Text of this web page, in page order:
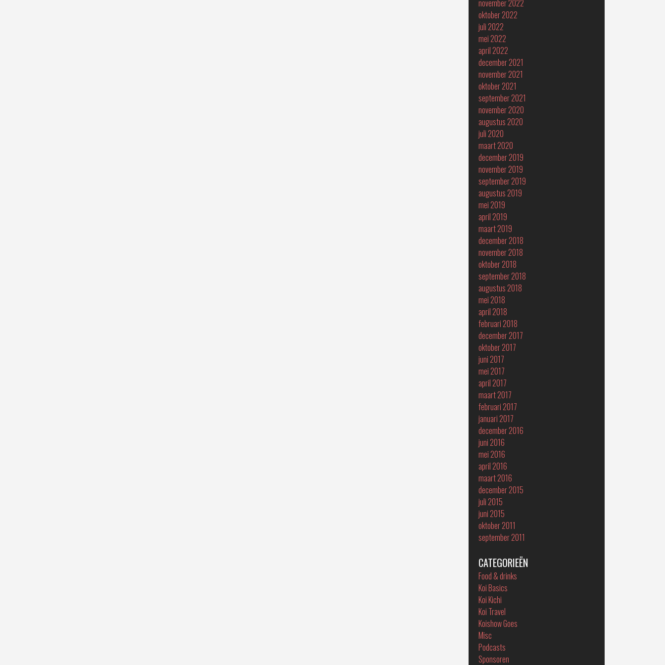
november 2022
oktober 2022
juli 2022
mei 2022
april 2022
december 2021
november 2021
oktober 2021
september 2021
november 2020
augustus 2020
juli 2020
maart 2020
december 2019
november 2019
september 2019
augustus 2019
mei 2019
april 2019
maart 2019
december 2018
november 2018
oktober 2018
september 2018
augustus 2018
mei 2018
april 2018
februari 2018
december 2017
oktober 2017
juni 2017
mei 2017
april 2017
maart 2017
februari 2017
januari 2017
december 2016
juni 2016
mei 2016
april 2016
maart 2016
december 2015
juli 2015
juni 2015
oktober 2011
september 2011
CATEGORIEËN
Food & drinks
Koi Basics
Koi Kichi
Koi Travel
Koishow Goes
Misc
Podcasts
Sponsoren